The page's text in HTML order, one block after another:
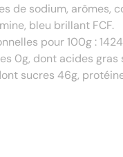
de sodium, arômes,
bleu brillant FCF.
pour 100g :
0g, dont acides gras
sucres 46g,